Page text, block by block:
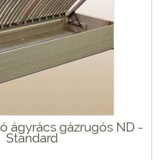
ágyrács gázrugós ND -
Standard